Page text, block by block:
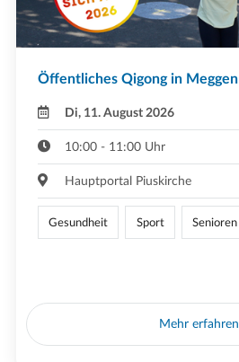
Öffentliches Qigong in Meggen
Di, 11. August 2026
10:00 - 11:00 Uhr
Hauptportal Piuskirche
Gesundheit Sport Senioren
Mehr erfahren